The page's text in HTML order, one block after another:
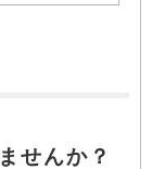
せんか？